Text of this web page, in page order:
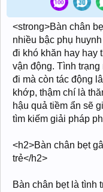
<strong>Bàn chân
nhiều bậc phụ
đi khó khăn hay hay
vận động. Tình
đi mà còn tác động
khớp, thậm chí là
hậu quả tiềm ẩn sẽ
tìm kiếm giải pháp
<h2>Bàn chân bẹt
trẻ</h2>
Bàn chân bẹt là tình